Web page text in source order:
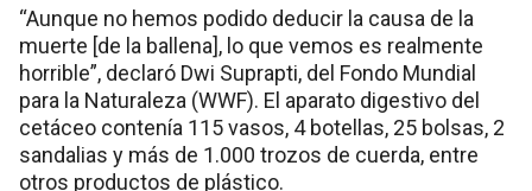
“Aunque no hemos podido deducir la causa de la
muerte [de la ballena], lo que vemos es realmente
horrible”, declaró Dwi Suprapti, del Fondo Mundial
para la Naturaleza (WWF). El aparato digestivo del
cetáceo contenía 115 vasos, 4 botellas, 25 bolsas, 2
sandalias y más de 1.000 trozos de cuerda, entre
otros productos de plástico.